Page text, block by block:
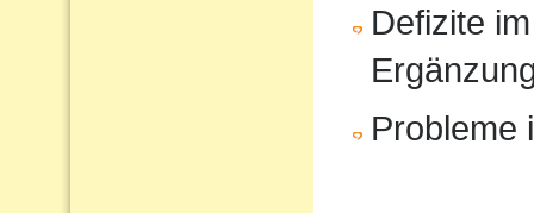
Defizite
Probleme